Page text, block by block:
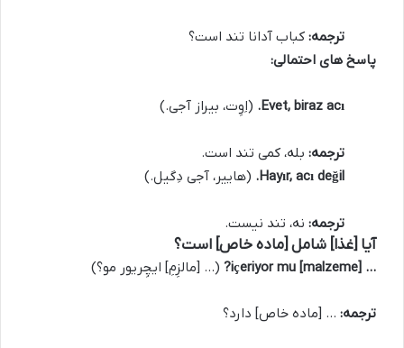
ترجمه: کباب آدانا تند است؟
پاسخ های احتمالی:
Evet, biraz acı. (اِوِت، بیراز آجی.)
ترجمه: بله، کمی تند است.
Hayır, acı değil. (هاییر، آجی دِگیل.)
ترجمه: نه، تند نیست.
آیا [غذا] شامل [ماده خاص] است؟
… [malzeme] içeriyor mu? (… [مالزِمِ] ایچِریور مو؟)
ترجمه: … [ماده خاص] دارد؟